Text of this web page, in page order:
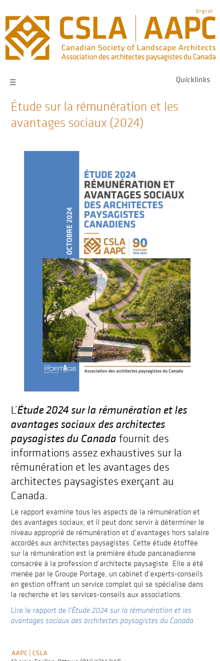
main
navigation
English
Quicklinks
☰
Étude sur la rémunération et les
avantages sociaux (2024)
L’Étude 2024 sur la rémunération et les
avantages sociaux des architectes
paysagistes du Canada fournit des
informations assez exhaustives sur la
rémunération et les avantages des
architectes paysagistes exerçant au
Canada.
Le rapport examine tous les aspects de la rémunération et
des avantages sociaux; et il peut donc servir à déterminer le
niveau approprié de rémunération et d’avantages hors salaire
accordés aux architectes paysagistes. Cette étude étoffée
sur la rémunération est la première étude pancanadienne
consacrée à la profession d’architecte paysagiste. Elle a été
menée par le Groupe Portage, un cabinet d’experts-conseils
en gestion offrant un service complet qui se spécialise dans
la recherche et les services-conseils aux associations.
Lire le rapport de l'Étude 2024 sur la rémunération et les
avantages sociaux des architectes paysagistes du Canada
AAPC | CSLA